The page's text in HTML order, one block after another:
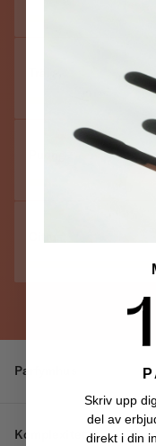
Parfymhus
Komplexitet
Skriv upp
del av
direkt i din